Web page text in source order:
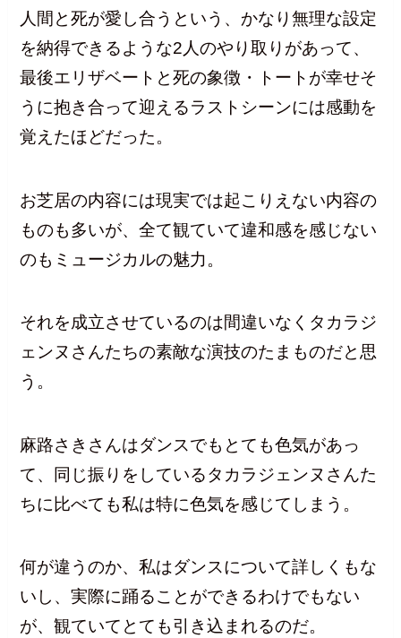
人間と死が愛し合うという、かなり無理な設定
を納得できるような2人のやり取りがあって、
最後エリザベートと死の象徴・トートが幸せそ
うに抱き合って迎えるラストシーンには感動を
覚えたほどだった。
お芝居の内容には現実では起こりえない内容の
ものも多いが、全て観ていて違和感を感じない
のもミュージカルの魅力。
それを成立させているのは間違いなくタカラジ
ェンヌさんたちの素敵な演技のたまものだと思
う。
麻路さきさんはダンスでもとても色気があっ
て、同じ振りをしているタカラジェンヌさんた
ちに比べても私は特に色気を感じてしまう。
何が違うのか、私はダンスについて詳しくもな
いし、実際に踊ることができるわけでもない
が、観ていてとても引き込まれるのだ。